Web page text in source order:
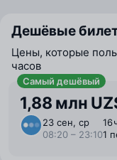
Дешёвые
Цены, которые
часов
Самый дешёвый
1,88 млн
23 сен, ср
08:20 – 23:10
16
1